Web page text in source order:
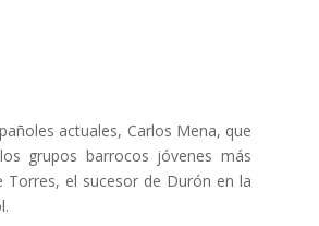
actuales, Carlos Mena, que
grupos barrocos jóvenes más
el sucesor de Durón en la